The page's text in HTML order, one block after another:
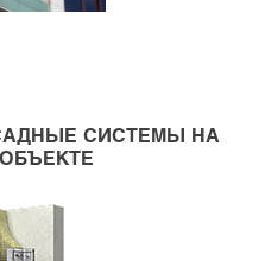
СИСТЕМЫ НА